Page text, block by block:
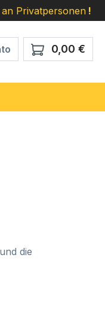
Privatpersonen !
0,00 €
die